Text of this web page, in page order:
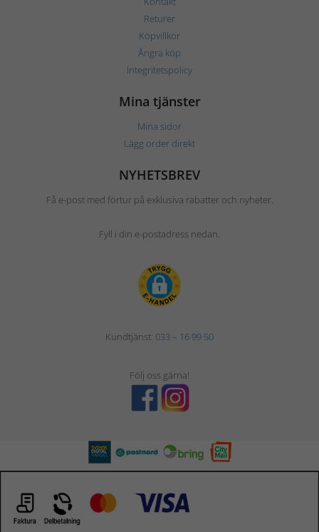
Returer
Köpvillkor
Ångra köp
Integritetspolicy
Mina tjänster
Mina sidor
Lägg order direkt
NYHETSBREV
Få e-post med förtur på exklusiva rabatter och nyheter.
Fyll i din e-postadress nedan.
Kundtjänst: 033 – 16 99 50
Följ oss gärna!